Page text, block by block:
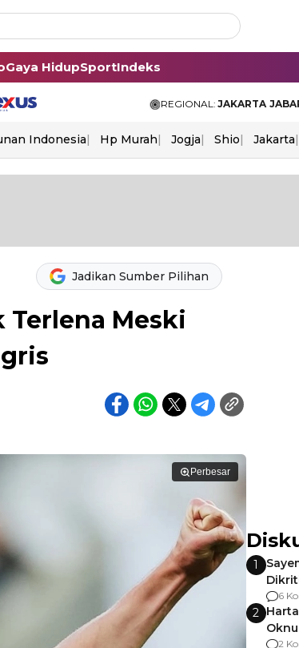
Gaya HidupSportIndeks
REGIONAL: JAKARTA
Indonesia Hp Murah Jogja Shio Jakarta
Jadikan Sumber Pilihan
Terlena Meski
Perbesar
1
6
2
2